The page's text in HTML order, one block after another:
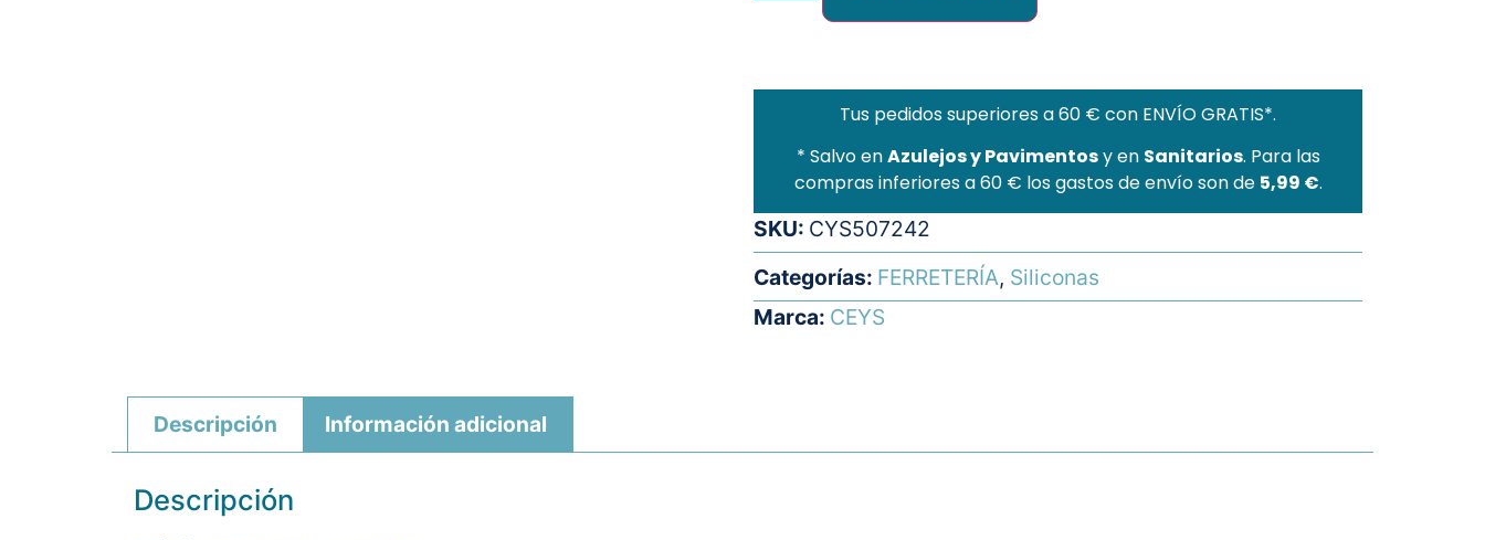
Tus pedidos superiores a 60 € con ENVÍO GRATIS*.
* Salvo enAzulejos y Pavimentosy en Sanitarios. Para las
compras inferiores a 60 € los gastos de envío son de 5,99 €.
SKU: CYS507242
Categorías: FERRETERÍA, Siliconas
Marca: CEYS
Descripción Información adicional
Descripción